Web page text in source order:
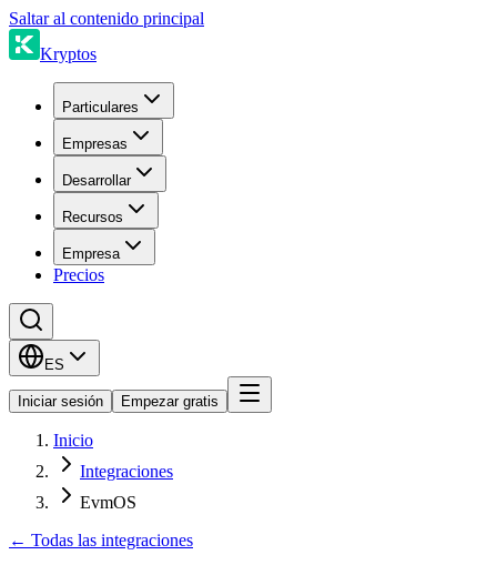
Saltar al contenido principal
Kryptos
Particulares
Empresas
Desarrollar
Recursos
Empresa
Precios
ES
Iniciar sesión Empezar gratis
Inicio
Integraciones
EvmOS
← Todas las integraciones